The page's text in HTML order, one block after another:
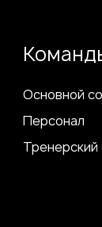
Основной
Персонал
Тренерский